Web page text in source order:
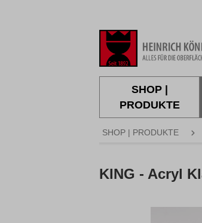
SHOP |
PRODUKTE
SHOP | PRODUKTE
KING - Acryl